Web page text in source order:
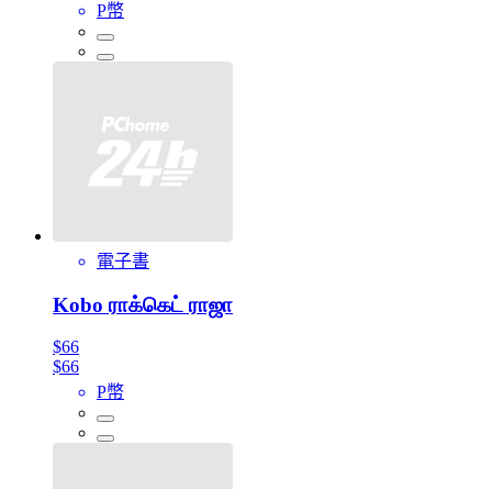
P幣
電子書
Kobo ராக்கெட் ராஜா
$66
$66
P幣